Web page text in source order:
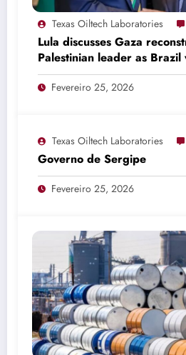
Texas Oiltech Laboratories
Lula discusses Gaza
Palestinian leader as Brazil
invitation
Fevereiro 25, 2026
Texas Oiltech Laboratories
Governo de Sergipe
Fevereiro 25, 2026